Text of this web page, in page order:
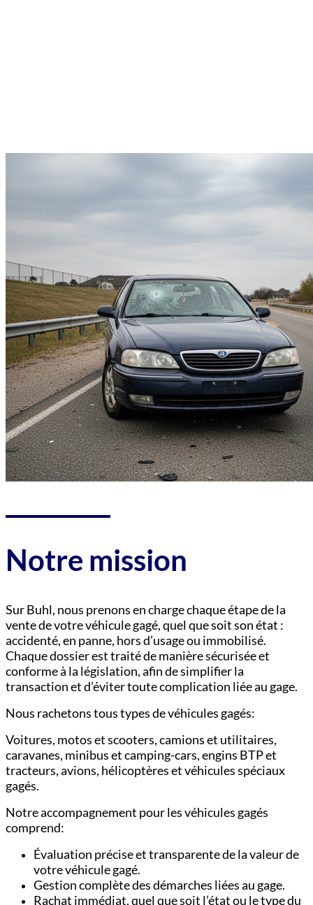
Notre mission
Sur Buhl, nous prenons en charge chaque étape de la
vente de votre véhicule gagé, quel que soit son état :
accidenté, en panne, hors d’usage ou immobilisé.
Chaque dossier est traité de manière sécurisée et
conforme à la législation, afin de simplifier la
transaction et d’éviter toute complication liée au gage.
Nous rachetons tous types de véhicules gagés:
Voitures, motos et scooters,camions et utilitaires,
caravanes, minibus et camping-cars,engins BTP et
tracteurs,avions, hélicoptères et véhicules spéciaux
gagés.
Notre accompagnement pour les véhicules gagés
comprend:
Évaluation précise et transparente de la valeur de
votre véhicule gagé.
Gestion complète des démarches liées au gage.
Rachat immédiat, quel que soit l’état ou le type du